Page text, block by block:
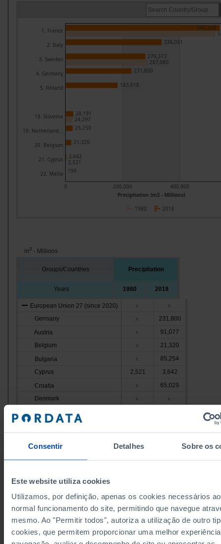
Consentir Detalhes Sobre os
Este website utiliza cookies
Utilizamos, por definição, apenas os cookies necessários ao
normal funcionamento do site, permitindo que navegue
mesmo. Ao "Permitir todos", autoriza a utilização de outro
cookies, que permitem proporcionar uma melhor
Precipitation (m3 - Millions)
0 200,000 400,000
1. France
2. Italy
3. Sweden
4. Germany
5. Finland
18. Slovenia
19. Netherland...
20. Belgium
21. Cyprus
22. Malta
540,203
336,051
279,373
231,800
183,618
28,191
25,250
21,320
3,642
190
287,080
24,297
2,521
2018
1980
m3 - Millions
Groups/Countries Precipitation
Years 1980 2018
European Union 27 (since 2020) x x
Germany x
231,800
Austria
x
91,077
Belgium
x
21,320
Bulgaria
x
85,254
Cyprus
2,521
3,642
Croatia
x
65,029
Denmark
x x
Slovakia
France
Hungary x
Ireland
90,990
85,887
Italy
336,051